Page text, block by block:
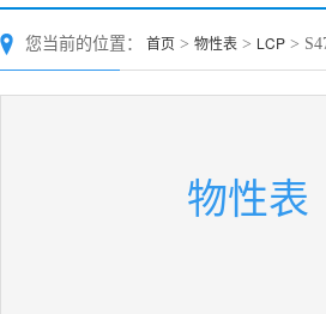
您当前的位置： 首页 > 物性表 > LCP >
物性表